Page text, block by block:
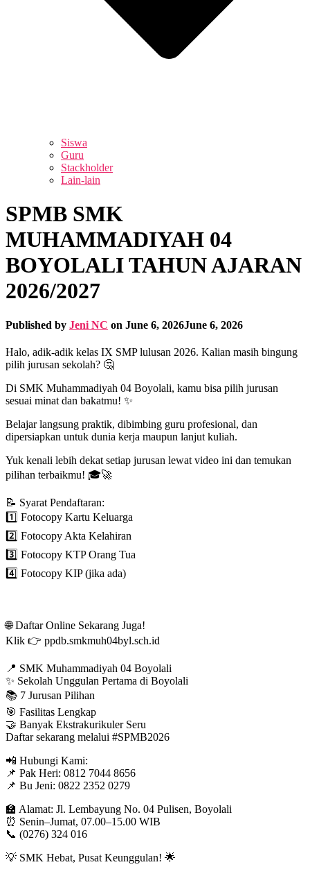
Siswa
Guru
Stackholder
Lain-lain
SPMB SMK
MUHAMMADIYAH 04
BOYOLALI TAHUN AJARAN
2026/2027
Published by Jeni NC on June 6, 2026June 6, 2026
Halo, adik-adik kelas IX SMP lulusan 2026. Kalian masih bingung
pilih jurusan sekolah? 🤔
Di SMK Muhammadiyah 04 Boyolali, kamu bisa pilih jurusan
sesuai minat dan bakatmu! ✨
Belajar langsung praktik, dibimbing guru profesional, dan
dipersiapkan untuk dunia kerja maupun lanjut kuliah.
Yuk kenali lebih dekat setiap jurusan lewat video ini dan temukan
pilihan terbaikmu! 🎓🚀
📝 Syarat Pendaftaran:
1️⃣ Fotocopy Kartu Keluarga
2️⃣ Fotocopy Akta Kelahiran
3️⃣ Fotocopy KTP Orang Tua
4️⃣ Fotocopy KIP (jika ada)
🌐 Daftar Online Sekarang Juga!
Klik 👉 ppdb.smkmuh04byl.sch.id
📍 SMK Muhammadiyah 04 Boyolali
✨ Sekolah Unggulan Pertama di Boyolali
📚 7 Jurusan Pilihan
🎯 Fasilitas Lengkap
🤝 Banyak Ekstrakurikuler Seru
Daftar sekarang melalui #SPMB2026
📲 Hubungi Kami:
📌 Pak Heri: 0812 7044 8656
📌 Bu Jeni: 0822 2352 0279
🏫 Alamat: Jl. Lembayung No. 04 Pulisen, Boyolali
⏰ Senin–Jumat, 07.00–15.00 WIB
📞 (0276) 324 016
💡 SMK Hebat, Pusat Keunggulan! 🌟